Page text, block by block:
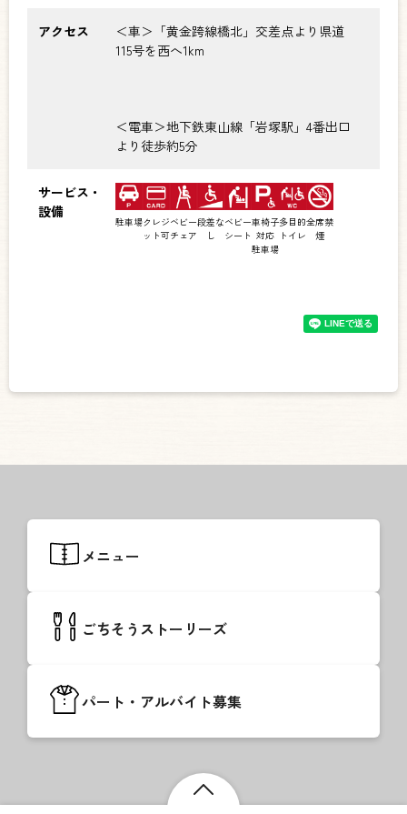
アクセス
＜車＞「黄金跨線橋北」交差点より県道
115号を西へ1km
＜電車＞地下鉄東山線「岩塚駅」4番出口
より徒歩約5分
サービス・
設備
駐車場クレジ
ット可
ベビー
チェア
段差な
し
ベビー
シート
車椅子
対応
駐車場
多目的
トイレ
全席禁
煙
メニュー
ごちそうストーリーズ
パート・アルバイト募集